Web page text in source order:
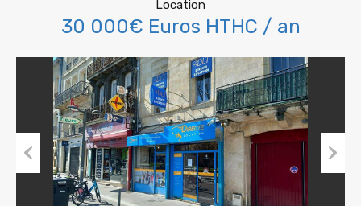
Location
30 000€ Euros HTHC / an
Previous